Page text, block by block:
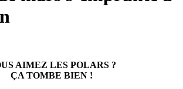
AIMEZ LES POLARS ?
ÇA TOMBE BIEN !